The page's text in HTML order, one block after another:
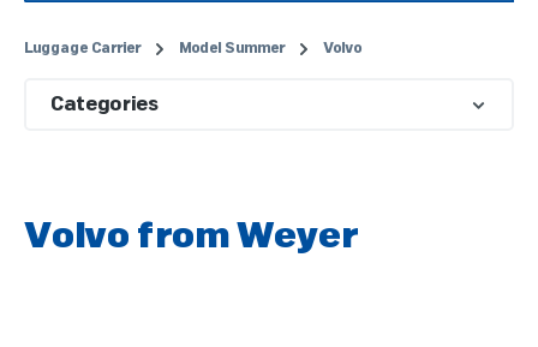
Luggage Carrier Model Summer Volvo
Categories
Volvo from Weyer